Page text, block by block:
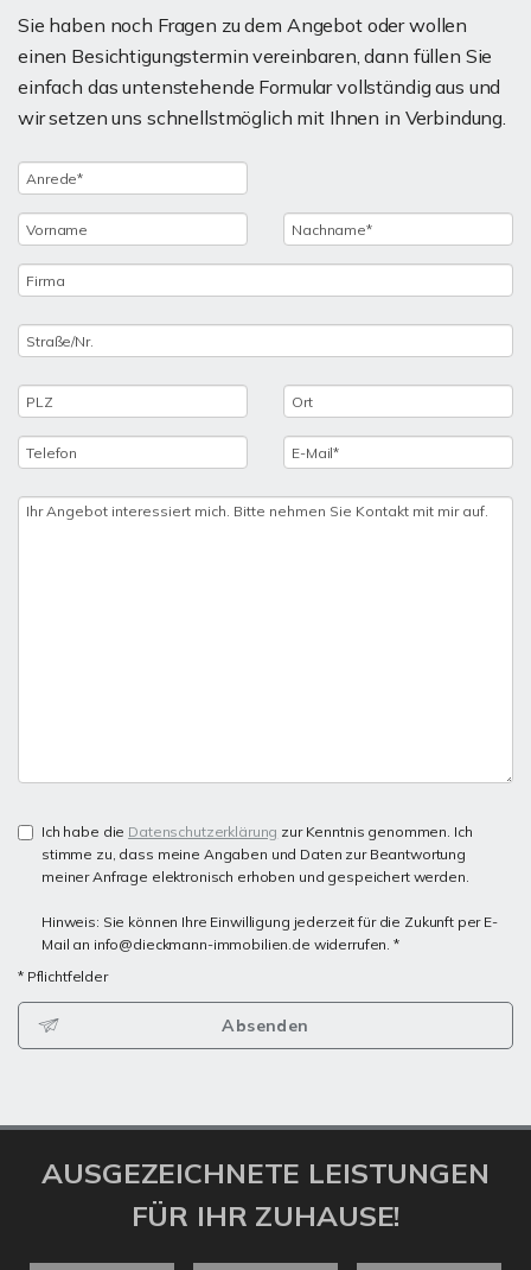
Sie haben noch Fragen zu dem Angebot oder wollen
einen Besichtigungstermin vereinbaren, dann füllen Sie
einfach das untenstehende Formular vollständig aus und
wir setzen uns schnellstmöglich mit Ihnen in Verbindung.
Ich habe die Datenschutzerklärung zur Kenntnis genommen. Ich
stimme zu, dass meine Angaben und Daten zur Beantwortung
meiner Anfrage elektronisch erhoben und gespeichert werden.
Hinweis: Sie können Ihre Einwilligung jederzeit für die Zukunft per E-
Mail an info@dieckmann-immobilien.de widerrufen. *
* Pflichtfelder
Absenden
AUSGEZEICHNETE LEISTUNGEN
FÜR IHR ZUHAUSE!